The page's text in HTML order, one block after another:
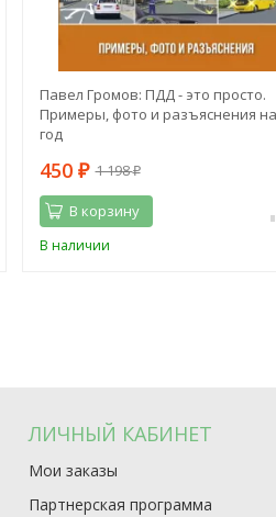
Павел Громов: ПДД - это просто.
Примеры, фото и разъяснения
год
450 ₽ 1 198₽
В корзину
В наличии
ЛИЧНЫЙ КАБИНЕТ
Мои заказы
Партнерская программа